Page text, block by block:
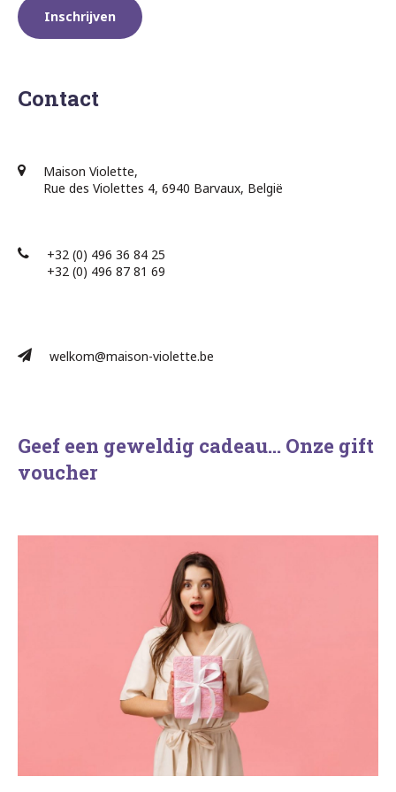
Contact
Maison Violette,
Rue des Violettes 4, 6940 Barvaux, België
+32 (0) 496 36 84 25
+32 (0) 496 87 81 69​
welkom@maison-violette.be
Geef een geweldig cadeau… Onze gift
voucher